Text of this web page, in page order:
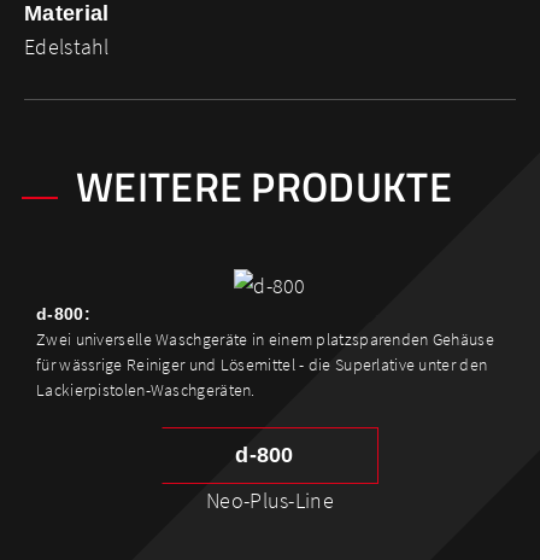
Material
Edelstahl
WEITERE PRODUKTE
d-800:
Zwei universelle Waschgeräte in einem platzsparenden Gehäuse
für wässrige Reiniger und Lösemittel - die Superlative unter den
Lackierpistolen-Waschgeräten.
d-800
Neo-Plus-Line